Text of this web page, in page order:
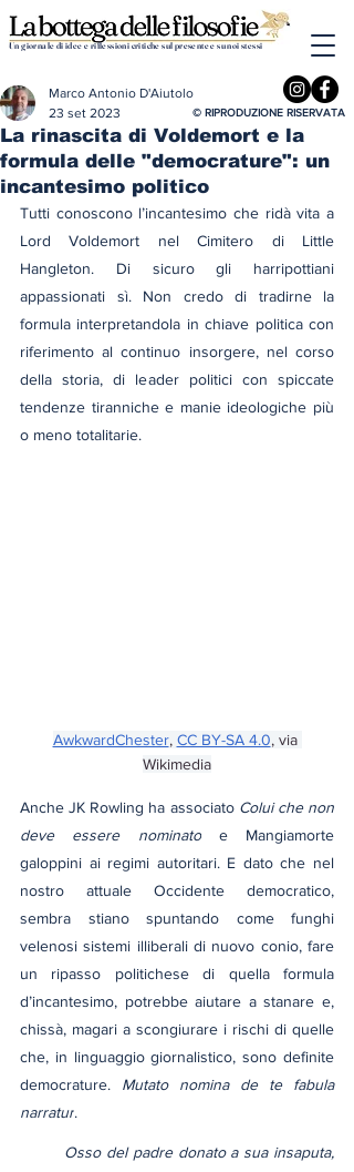
Un giornale di idee e riflessioni critiche sul presente e su noi stessi
La rinascita di Voldemort e la
formula delle "democrature": un
incantesimo politico
Marco Antonio D'Aiutolo
23 set 2023
Tutti conoscono l’incantesimo che ridà vita a
Lord Voldemort nel Cimitero di Little
Hangleton. Di sicuro gli harripottiani
appassionati sì. Non credo di tradirne la
formula interpretandola in chiave politica con
riferimento al continuo insorgere, nel corso
della storia, di leader politici con spiccate
tendenze tiranniche e manie ideologiche più
o meno totalitarie.
AwkwardChester, CC BY-SA 4.0, via
Wikimedia
Anche JK Rowling ha associato Colui che non
deve essere nominato e Mangiamorte
galoppini ai regimi autoritari. E dato che nel
nostro attuale Occidente democratico,
sembra stiano spuntando come funghi
velenosi sistemi illiberali di nuovo conio, fare
un ripasso politichese di quella formula
d’incantesimo, potrebbe aiutare a stanare e,
chissà, magari a scongiurare i rischi di quelle
che, in linguaggio giornalistico, sono definite
democrature. Mutato nomina de te fabula
narratur.
Osso del padre donato a sua insaputa,
© RIPRODUZIONE RISERVATA